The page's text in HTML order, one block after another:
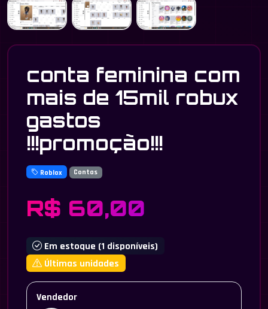
conta feminina com
mais de 15mil robux
gastos
!!!promoção!!!
Roblox Contas
R$ 60,00
Em estoque (1 disponíveis)
Últimas unidades
Vendedor